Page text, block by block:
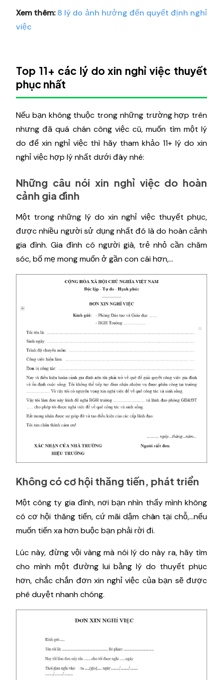
Xem thêm: 8 lý do ảnh hưởng đến quyết định nghỉ
việc
Top 11+ các lý do xin nghỉ việc thuyết
phục nhất
Nếu bạn không thuộc trong những trường hợp trên
nhưng đã quá chán công việc cũ, muốn tìm một lý
do để xin nghỉ việc thì hãy tham khảo 11+ lý do xin
nghỉ việc hợp lý nhất dưới đây nhé:
Những câu nói xin nghỉ việc do hoàn
cảnh gia đình
Một trong những lý do xin nghỉ việc thuyết phục,
được nhiều người sử dụng nhất đó là do hoàn cảnh
gia đình. Gia đình có người già, trẻ nhỏ cần chăm
sóc, bố mẹ mong muốn ở gần con cái hơn,...
Không có cơ hội thăng tiến, phát triển
Một công ty gia đình, nơi bạn nhìn thấy mình không
có cơ hội thăng tiến, cứ mãi dậm chân tại chỗ,...nếu
muốn tiến xa hơn buộc bạn phải rời đi.
Lúc này, đừng vội vàng mà nói lý do này ra, hãy tìm
cho mình một đường lui bằng lý do thuyết phục
hơn, chắc chắn đơn xin nghỉ việc của bạn sẽ được
phê duyệt nhanh chóng.